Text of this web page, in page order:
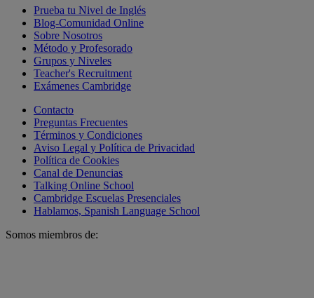
Prueba tu Nivel de Inglés
Blog-Comunidad Online
Sobre Nosotros
Método y Profesorado
Grupos y Niveles
Teacher's Recruitment
Exámenes Cambridge
Contacto
Preguntas Frecuentes
Términos y Condiciones
Aviso Legal y Política de Privacidad
Política de Cookies
Canal de Denuncias
Talking Online School
Cambridge Escuelas Presenciales
Hablamos, Spanish Language School
Somos miembros de: